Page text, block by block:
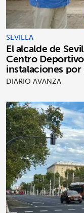
SEVILLA
El alcalde de
Centro
instalaciones
DIARIO AVANZA